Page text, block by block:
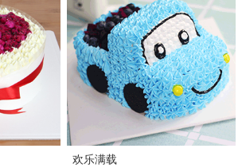
欢乐满载